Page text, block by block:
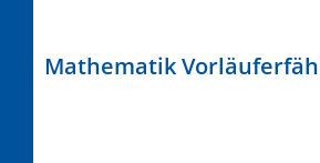
Mathematik